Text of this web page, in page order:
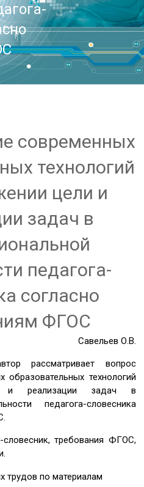
современных
технологий
цели и
задач в
педагога-
согласно
ФГОС
Савельев О.В.
рассматривает вопрос
образовательных технологий
и реализации задач в
педагога-словесника
словесник, требования ФГОС,
трудов по материалам